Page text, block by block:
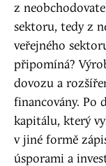
z
sektoru, tedy z
veřejného
připomíná?
dovozu a
financovány. Po
kapitálu, který
v jiné formě
úsporami a